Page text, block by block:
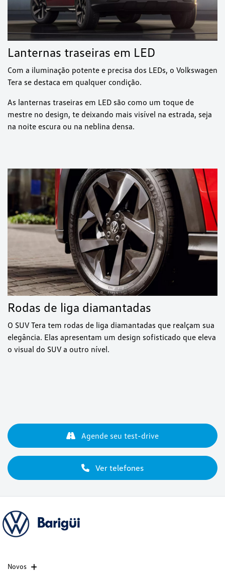
Lanternas traseiras em LED
Com a iluminação potente e precisa dos LEDs, o Volkswagen
Tera se destaca em qualquer condição.
As lanternas traseiras em LED são como um toque de
mestre no design, te deixando mais visível na estrada, seja
na noite escura ou na neblina densa.
Rodas de liga diamantadas
O SUV Tera tem rodas de liga diamantadas que realçam sua
elegância. Elas apresentam um design sofisticado que eleva
o visual do SUV a outro nível.
Ver telefones
Agende seu test-drive
Novos